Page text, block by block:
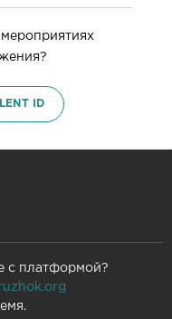
мероприятиях
ID
с платформой?